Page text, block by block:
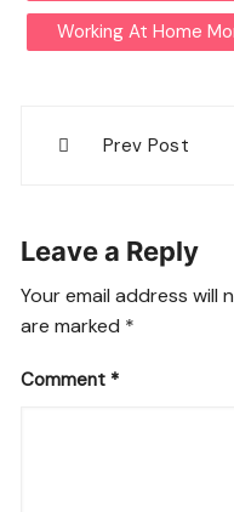
Working At Home
navigation
Prev Post
Leave a Reply
Your email address will
are marked *
Comment *